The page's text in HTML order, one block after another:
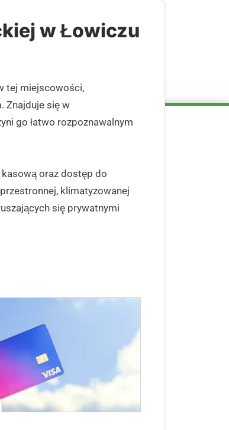
w Łowiczu
tej miejscowości,
Znajduje się w
go łatwo rozpoznawalnym
kasową oraz dostęp do
klimatyzowanej
się prywatnymi